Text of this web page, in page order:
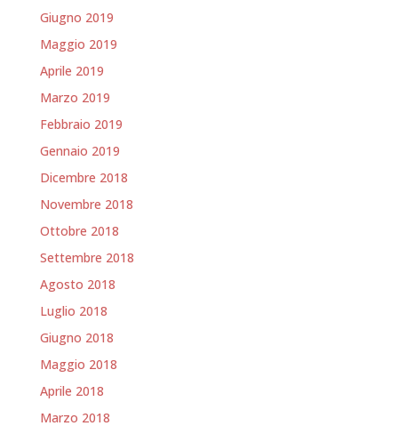
Giugno 2019
Maggio 2019
Aprile 2019
Marzo 2019
Febbraio 2019
Gennaio 2019
Dicembre 2018
Novembre 2018
Ottobre 2018
Settembre 2018
Agosto 2018
Luglio 2018
Giugno 2018
Maggio 2018
Aprile 2018
Marzo 2018